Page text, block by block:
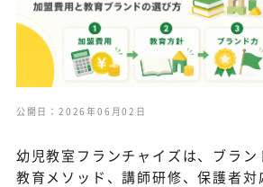
公開日：2026年06月02日
幼児教室フランチャイズは、ブラン
教育メソッド、講師研修、保護者対